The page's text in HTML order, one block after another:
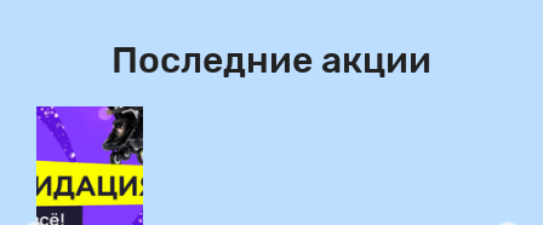
Последние акции